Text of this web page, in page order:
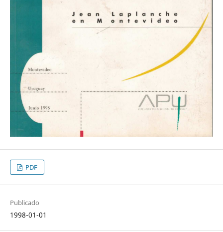
PDF
Publicado
1998-01-01